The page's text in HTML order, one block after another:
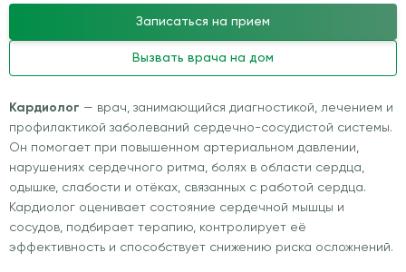
Записаться на прием
Вызвать врача на дом
Кардиолог — врач, занимающийся диагностикой, лечением и
профилактикой заболеваний сердечно-сосудистой системы.
Он помогает при повышенном артериальном давлении,
нарушениях сердечного ритма, болях в области сердца,
одышке, слабости и отёках, связанных с работой сердца.
Кардиолог оценивает состояние сердечной мышцы и
сосудов, подбирает терапию, контролирует её
эффективность и способствует снижению риска осложнений.